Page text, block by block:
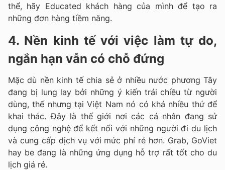
thể, hãy Educated khách hàng của mình để tạo ra
những đơn hàng tiềm năng.
4. Nền kinh tế với việc làm tự do,
ngắn hạn vẫn có chỗ đứng
Mặc dù nền kinh tế chia sẻ ở nhiều nước phương Tây
đang bị lung lay bởi những ý kiến trái chiều từ người
dùng, thế nhưng tại Việt Nam nó có khá nhiều thứ để
khai thác. Đây là thế giới nơi các cá nhân đang sử
dụng công nghệ để kết nối với những người đi du lịch
và cung cấp dịch vụ với mức phí rẻ hơn. Grab, GoViet
hay be đang là những ứng dụng hỗ trợ rất tốt cho du
lịch giá rẻ.